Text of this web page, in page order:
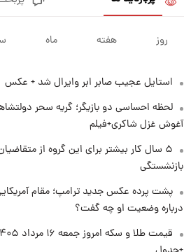
جزئیات فعال‌سازی «کیف پول
ایران» اعلام شد+فیلم
۱ روز پیش
۱۵ مرداد ۱۴۰۵ +جدول
قیمت طلا و سکه امروز
۱۵ مرداد ۱۴۰۵
شارژ جدید کالابرگ برای سه
روز هفته ماه
استایل عجیب صابر ابر وایرال شد + عکس
لحظه احساسی دو بازیگر؛ گریه سحر
آغوش غزل شاکری+فیلم
۵ سال کار بیشتر برای این گروه از
بازنشستگی
پشت پرده عکس جدید ترامپ؛ مقام
درباره وضعیت او چه گفت؟
قیمت طلا و سکه امروز جمعه ۱۶